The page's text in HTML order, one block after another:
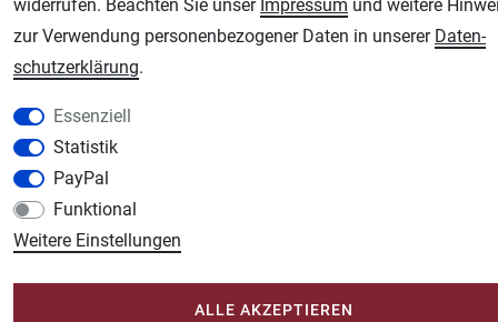
widerrufen. Beachten Sie unser Impressum und weitere
zur Verwendung personenbezogener Daten in unserer Daten­
schutz­erklärung.
Essenziell
Statistik
PayPal
Funktional
Weitere Einstellungen
ALLE AKZEPTIEREN